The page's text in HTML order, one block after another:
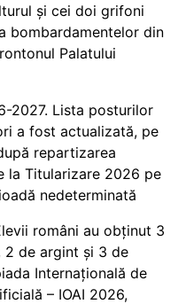
și cei doi grifoni
bombardamentelor din
Palatului
2027. Lista posturilor
a fost actualizată, pe
repartizarea
la Titularizare 2026 pe
nedeterminată
români au obținut 3
2 de argint și 3 de
Internațională de
– IOAI 2026,